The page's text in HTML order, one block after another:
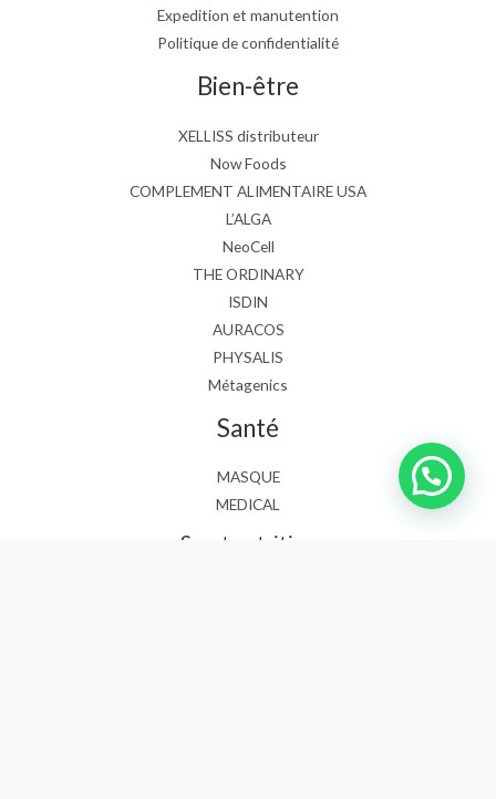
Expedition et manutention
Politique de confidentialité
Bien-être
XELLISS distributeur
Now Foods
COMPLEMENT ALIMENTAIRE USA
L’ALGA
NeoCell
THE ORDINARY
ISDIN
AURACOS
PHYSALIS
Métagenics
Santé
MASQUE
MEDICAL
Sport nutrition